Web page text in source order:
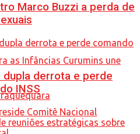
Marco Buzzi a perda de
dupla derrota e perde
INSS